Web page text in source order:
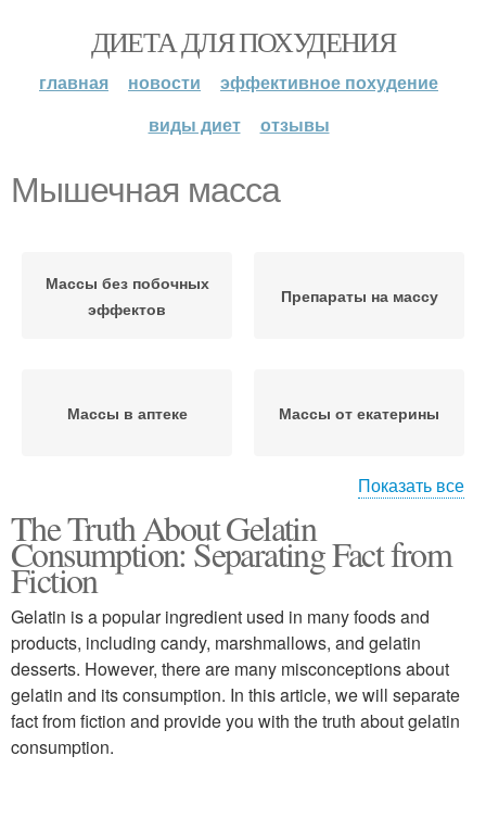
ДИЕТА ДЛЯ ПОХУДЕНИЯ
главная новости
эффективное похудение
виды диет
отзывы
Мышечная масса
Массы без побочных
эффектов
Препараты на массу
Массы в аптеке Массы от екатерины
Кардио на массе Мышечный рост
Кардиотренировки на
массе
Мышечное истощение
Показать все
The Truth About Gelatin
Consumption: Separating Fact from
Fiction
Gelatin is a popular ingredient used in many foods and
products, including candy, marshmallows, and gelatin
desserts. However, there are many misconceptions about
gelatin and its consumption. In this article, we will separate
fact from fiction and provide you with the truth about gelatin
consumption.